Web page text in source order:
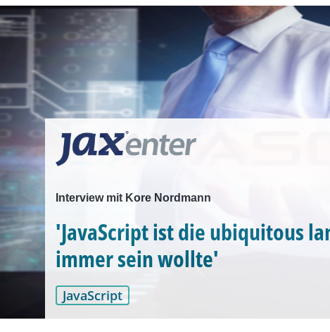
Interview mit Kore Nordmann
'JavaScript ist die ubiquitous
immer sein wollte'
JavaScript